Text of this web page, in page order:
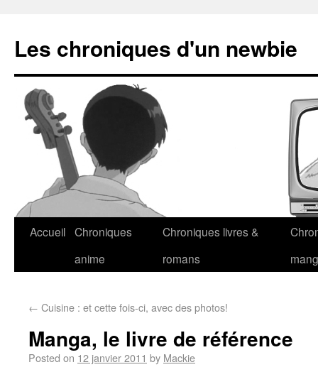
Les chroniques d'un newbie
Accueil Chroniques
anime
Chroniques livres &
romans
← Cuisine : et cette fois-ci, avec des photos!
Manga, le livre de référence
Posted on 12 janvier 2011 by Mackie